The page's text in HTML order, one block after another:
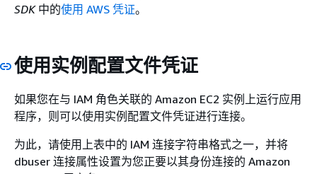
SDK中的使用 AWS 凭证。
使用实例配置文件凭证
如果您在与 IAM 角色关联的 Amazon EC2 实例上运行应用
程序，则可以使用实例配置文件凭证进行连接。
为此，请使用上表中的 IAM 连接字符串格式之一，并将
dbuser 连接属性设置为您正要以其身份连接的 Amazon